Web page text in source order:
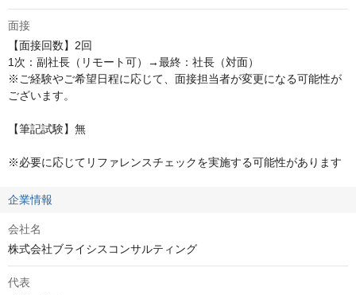
面接
【面接回数】2回
1次：副社長（リモート可）→最終：社長（対面）
※ご経験やご希望日程に応じて、面接担当者が変更になる可能性が
ございます。
【筆記試験】無
※必要に応じてリファレンスチェックを実施する可能性があります
企業情報
会社名
株式会社ブライシスコンサルティング
代表